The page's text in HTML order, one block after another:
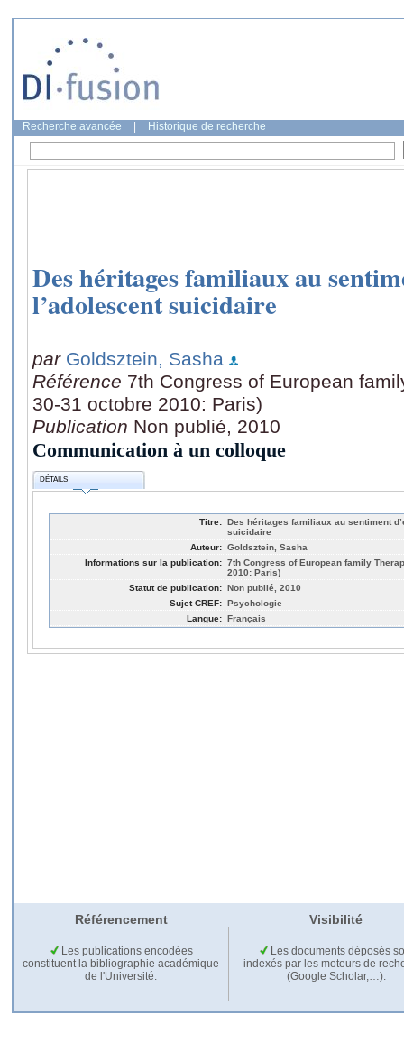
Recherche avancée Historique de recherche
Des héritages familiaux au
l’adolescent suicidaire
par Goldsztein, Sasha
Référence 7th Congress of European
30-31 octobre 2010: Paris)
Publication Non publié, 2010
Communication à un colloque
DÉTAILS
Titre: Des héritages familiaux au sentiment
suicidaire
Auteur: Goldsztein, Sasha
Informations sur la publication: 7th Congress of European family
2010: Paris)
Statut de publication: Non publié, 2010
Sujet CREF: Psychologie
Langue: Français
Référencement Visibilité
Les publications encodées
constituent la bibliographie académique
de l'Université.
Les documents déposés
indexés par les moteurs de
(Google Scholar,…).